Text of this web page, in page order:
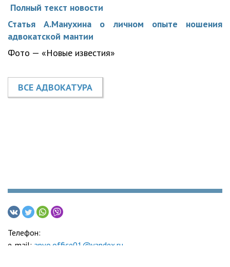
Полный текст новости
Статья А.Манухина о личном опыте ношения
адвокатской мантии
Фото — «Новые известия»
ВСЕ АДВОКАТУРА
Телефон:
e-mail: apvo.office01@yandex.ru